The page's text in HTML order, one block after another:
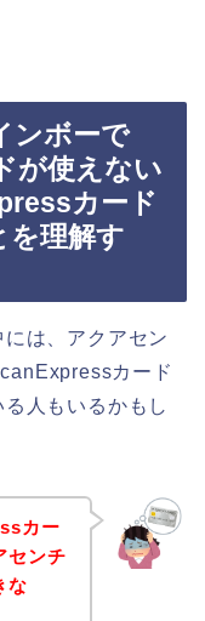
ンボーで
が使えない
カード
を理解す
は、アクアセン
カード
人もいるかもし
カー
センチ
な